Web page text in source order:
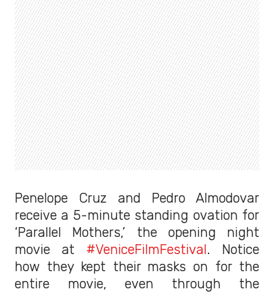
Penelope Cruz and Pedro Almodovar
receive a 5-minute standing ovation for
‘Parallel Mothers,’ the opening night
movie at #VeniceFilmFestival. Notice
how they kept their masks on for the
entire movie, even through the